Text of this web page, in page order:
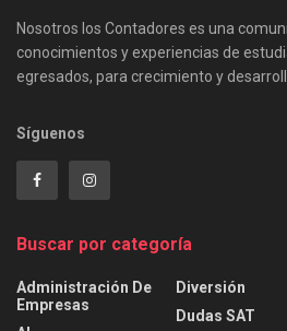
Nosotros los Contadores es una
conocimientos y experiencias de
egresados, para crecimiento y
Síguenos
Buscar por categoría
Administración De
Empresas
Diversión
Dudas SAT